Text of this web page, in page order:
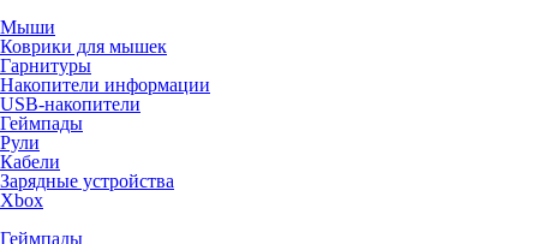
Мыши
Коврики для мышек
Гарнитуры
Накопители информации
USB-накопители
Геймпады
Рули
Кабели
Зарядные устройства
Xbox
Геймпады